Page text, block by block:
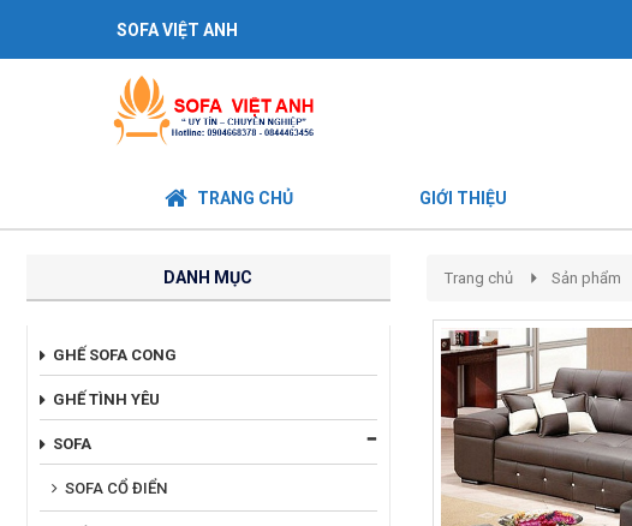
SOFA VIỆT ANH
TRANG CHỦ GIỚI THIỆU
DANH MỤC
GHẾ SOFA CONG
GHẾ TÌNH YÊU
SOFA
SOFA CỔ ĐIỂN
Trang chủ Sản phẩm